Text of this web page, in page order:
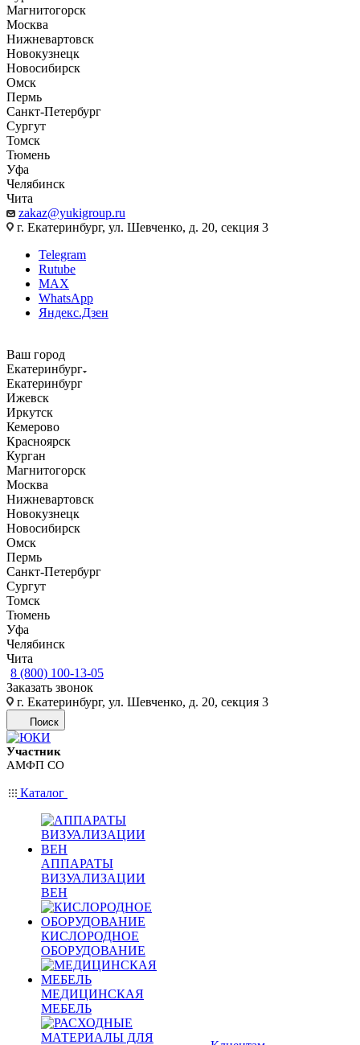
Магнитогорск
Москва
Нижневартовск
Новокузнецк
Новосибирск
Омск
Пермь
Санкт-Петербург
Сургут
Томск
Тюмень
Уфа
Челябинск
Чита
zakaz@yukigroup.ru
г. Екатеринбург, ул. Шевченко, д. 20, секция 3
Telegram
Rutube
MAX
WhatsApp
Яндекс.Дзен
Ваш город
Екатеринбург
Екатеринбург
Ижевск
Иркутск
Кемерово
Красноярск
Курган
Магнитогорск
Москва
Нижневартовск
Новокузнецк
Новосибирск
Омск
Пермь
Санкт-Петербург
Сургут
Томск
Тюмень
Уфа
Челябинск
Чита
8 (800) 100-13-05
Заказать звонок
г. Екатеринбург, ул. Шевченко, д. 20, секция 3
Поиск
Участник
АМФП СО
Каталог
АППАРАТЫ
ВИЗУАЛИЗАЦИИ
ВЕН
КИСЛОРОДНОЕ
ОБОРУДОВАНИЕ
МЕДИЦИНСКАЯ
МЕБЕЛЬ